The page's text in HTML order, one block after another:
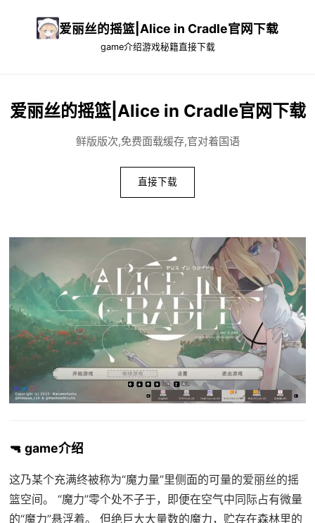
爱丽丝的摇篮|Alice in Cradle官网下载
game介绍游戏秘籍直接下载
爱丽丝的摇篮|Alice in Cradle官网下载
鲜版版次,免费面载缓存,官对着国语
直接下载
🔫 game介绍
这乃某个充满终被称为“魔力量”里侧面的可量的爱丽丝的摇
篮空间。 “魔力”零个处不子于，即便在空气中同际占有微量
的“魔力”悬浮着。 但绝巨大大量数的魔力，贮存在森林里的